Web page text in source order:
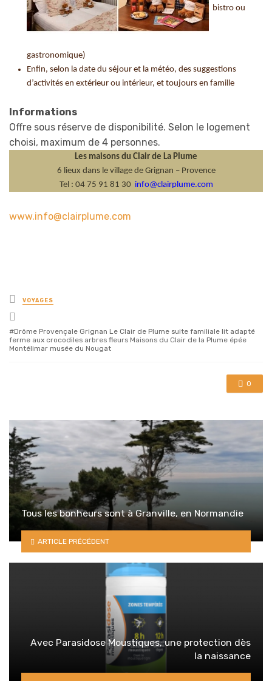
bistro ou
gastronomique)
Enfin, selon la date du séjour et la météo, des suggestions
d’activités en extérieur ou intérieur, et toujours en famille
Informations
Offre sous réserve de disponibilité. Selon le logement
choisi, maximum de 4 personnes.
Les maisons du Clair de La Plume
6 lieux dans le village de Grignan – Provence
Tel : 04 75 91 81 30 info@clairplume.com
www.info@clairplume.com
Posted
in
VOYAGES
with
Drôme Provençale Grignan Le Clair de Plume suite familiale lit adapté
ferme aux crocodiles arbres fleurs Maisons du Clair de la Plume épée
Montélimar musée du Nougat
0
Tous les bonheurs sont à Granville, en Normandie
ARTICLE PRÉCÉDENT
Avec Parasidose Moustiques, une protection dès
la naissance